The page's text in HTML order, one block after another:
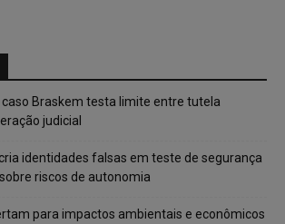
Braskem testa limite entre tutela
judicial
identidades falsas em teste de segurança
riscos de autonomia
para impactos ambientais e econômicos